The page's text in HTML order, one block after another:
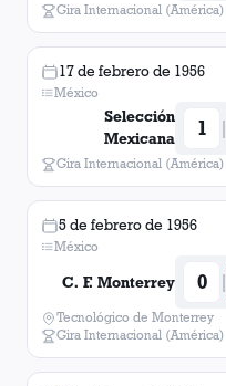
Gira Internacional (América)
17 de febrero de 1956
México
Selección
Mexicana
1 |
Gira Internacional (América)
5 de febrero de 1956
México
C. F. Monterrey 0 |
Tecnológico de Monterrey
Gira Internacional (América)